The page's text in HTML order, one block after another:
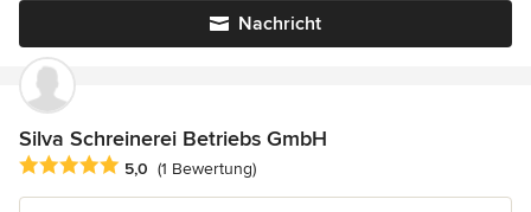
Nachricht
Silva Schreinerei Betriebs GmbH
Durchschnittliche Bewertung: 5 von 5 Sternen
5,0 (1 Bewertung)